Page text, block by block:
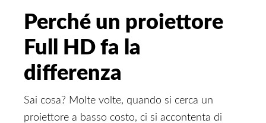
Perché un proiettore
Full HD fa la
differenza
Sai cosa? Molte volte, quando si cerca un
proiettore a basso costo, ci si accontenta di